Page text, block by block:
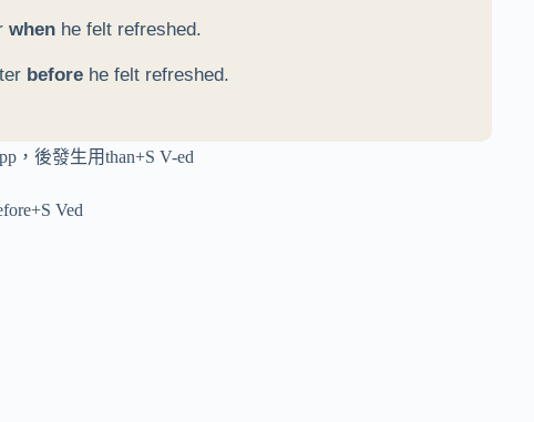
when he felt refreshed.
before he felt refreshed.
，後發生用than+S V-ed
Ved